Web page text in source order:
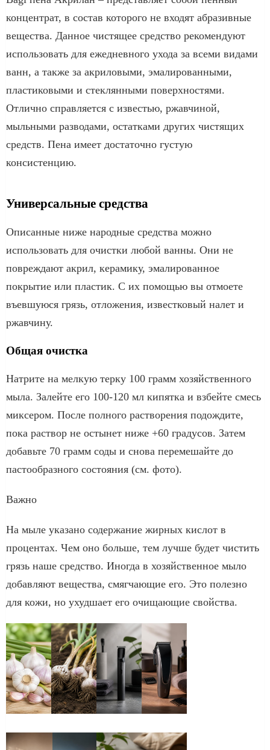
концентрат, в состав которого не входят абразивные
вещества. Данное чистящее средство рекомендуют
использовать для ежедневного ухода за всеми видами
ванн, а также за акриловыми, эмалированными,
пластиковыми и стеклянными поверхностями.
Отлично справляется с известью, ржавчиной,
мыльными разводами, остатками других чистящих
средств. Пена имеет достаточно густую
консистенцию.
Универсальные средства
Описанные ниже народные средства можно
использовать для очистки любой ванны. Они не
повреждают акрил, керамику, эмалированное
покрытие или пластик. С их помощью вы отмоете
въевшуюся грязь, отложения, известковый налет и
ржавчину.
Общая очистка
Натрите на мелкую терку 100 грамм хозяйственного
мыла. Залейте его 100-120 мл кипятка и взбейте смесь
миксером. После полного растворения подождите,
пока раствор не остынет ниже +60 градусов. Затем
добавьте 70 грамм соды и снова перемешайте до
пастообразного состояния (см. фото).
Важно
На мыле указано содержание жирных кислот в
процентах. Чем оно больше, тем лучше будет чистить
грязь наше средство. Иногда в хозяйственное мыло
добавляют вещества, смягчающие его. Это полезно
для кожи, но ухудшает его очищающие свойства.